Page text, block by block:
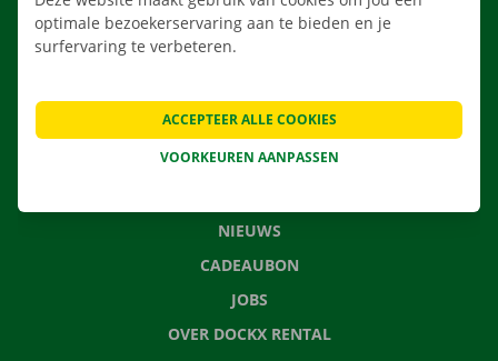
APP
VERHUISOPLOSSINGEN
CONTACTEER ONS
NIEUWS
CADEAUBON
JOBS
OVER DOCKX RENTAL
optimale bezoekerservaring aan te bieden en je
surfervaring te verbeteren.
VOORKEUREN AANPASSEN
ACCEPTEER ALLE COOKIES